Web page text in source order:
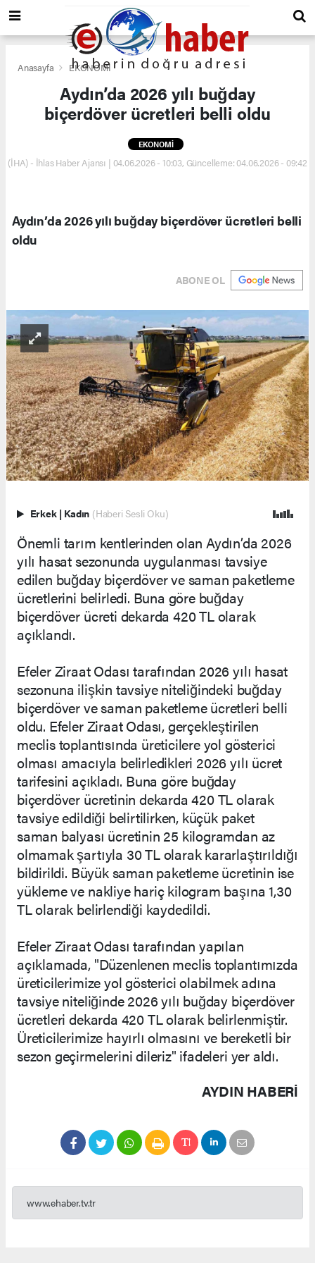
Anasayfa EKONOMİ
Aydın’da 2026 yılı buğday
biçerdöver ücretleri belli oldu
EKONOMİ
(İHA) - İhlas Haber Ajansı | 04.06.2026 - 10:03, Güncelleme: 04.06.2026 - 09:42
Aydın’da 2026 yılı buğday biçerdöver ücretleri belli
oldu
ABONE OL
Erkek | Kadın (Haberi Sesli Oku)
Önemli tarım kentlerinden olan Aydın’da 2026
yılı hasat sezonunda uygulanması tavsiye
edilen buğday biçerdöver ve saman paketleme
ücretlerini belirledi. Buna göre buğday
biçerdöver ücreti dekarda 420 TL olarak
açıklandı.
Efeler Ziraat Odası tarafından 2026 yılı hasat
sezonuna ilişkin tavsiye niteliğindeki buğday
biçerdöver ve saman paketleme ücretleri belli
oldu. Efeler Ziraat Odası, gerçekleştirilen
meclis toplantısında üreticilere yol gösterici
olması amacıyla belirledikleri 2026 yılı ücret
tarifesini açıkladı. Buna göre buğday
biçerdöver ücretinin dekarda 420 TL olarak
tavsiye edildiği belirtilirken, küçük paket
saman balyası ücretinin 25 kilogramdan az
olmamak şartıyla 30 TL olarak kararlaştırıldığı
bildirildi. Büyük saman paketleme ücretinin ise
yükleme ve nakliye hariç kilogram başına 1,30
TL olarak belirlendiği kaydedildi.
Efeler Ziraat Odası tarafından yapılan
açıklamada, "Düzenlenen meclis toplantımızda
üreticilerimize yol gösterici olabilmek adına
tavsiye niteliğinde 2026 yılı buğday biçerdöver
ücretleri dekarda 420 TL olarak belirlenmiştir.
Üreticilerimize hayırlı olmasını ve bereketli bir
sezon geçirmelerini dileriz" ifadeleri yer aldı.
AYDIN HABERİ
www.ehaber.tv.tr